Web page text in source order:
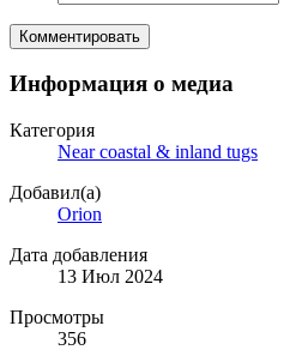
Комментировать
Информация о медиа
Категория
Near coastal & inland tugs
Добавил(а)
Orion
Дата добавления
13 Июл 2024
Просмотры
356